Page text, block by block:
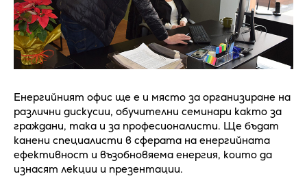
Енергийният офис ще е и място за организиране на
различни дискусии, обучителни семинари както за
граждани, така и за професионалисти. Ще бъдат
канени специалисти в сферата на енергийната
ефективност и възобновяема енергия, които да
изнасят лекции и презентации.